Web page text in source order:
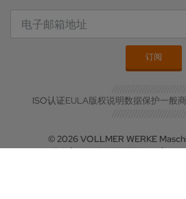
ISO认证EULA版权说明数据保护一般
© 2026 VOLLMER WERKE
Telefon: +49 7351 5710 -